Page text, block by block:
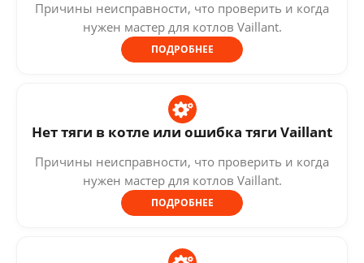
Причины неисправности, что проверить и когда
нужен мастер для котлов Vaillant.
ПОДРОБНЕЕ
Нет тяги в котле или ошибка тяги Vaillant
Причины неисправности, что проверить и когда
нужен мастер для котлов Vaillant.
ПОДРОБНЕЕ